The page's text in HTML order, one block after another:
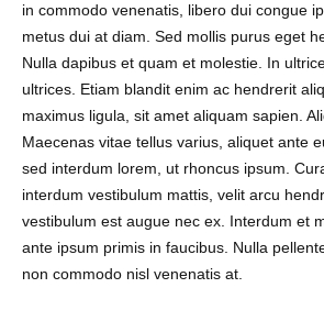
in commodo venenatis, libero dui congue
metus dui at diam. Sed mollis purus eget
Nulla dapibus et quam et molestie. In
ultrices. Etiam blandit enim ac hendrerit
maximus ligula, sit amet aliquam sapien.
Maecenas vitae tellus varius, aliquet ante
sed interdum lorem, ut rhoncus ipsum.
interdum vestibulum mattis, velit arcu
vestibulum est augue nec ex. Interdum et
ante ipsum primis in faucibus. Nulla
non commodo nisl venenatis at.